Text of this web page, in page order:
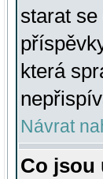
starat
která
Návrat
Co jsou